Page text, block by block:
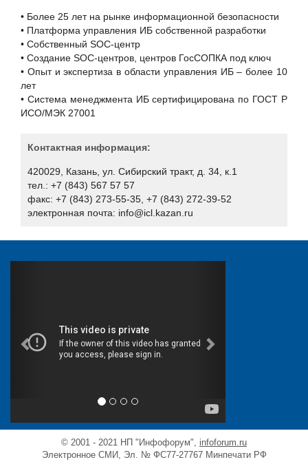
АО "НИИЧаспром"
АО "РЖД-ЗДОРОВЬЕ"
АО "РНТ"
АО «ДиалогНаука»
АО «Корсон Технолоджис РУС»
АО «НИИ Масштаб»
Вестник связи
Гарда Технологии
Деловой клуб ШОС
Доктор Веб
Единство
Журнал "BIS Journal - Информационная безопасность
банков"
Журнал "Storage News"
Журнал «БИТ. Бизнес & Информационные технологии»
Журнал «Первая миля»
• Более 25 лет на рынке информационной безопасности
• Платформа управления ИБ собственной разработки
• Собственный SOC-центр
• Создание SOC-центров, центров ГосСОПКА под ключ
• Опыт и экспертиза в области управления ИБ – более 10
лет
• Система менеджмента ИБ сертифицирована по ГОСТ Р
ИСО/МЭК 27001
Контактная информация:
420029, Казань, ул. Сибирский тракт, д. 34, к.1
тел.: +7 (843) 567 57 57
факс: +7 (843) 273-55-35, +7 (843) 272-39-52
электронная почта: info@icl.kazan.ru
© 2001 - 2021 НП "Инфофорум", infoforum.ru
Электронное СМИ, Эл. № ФС77-27767 Минпечати РФ